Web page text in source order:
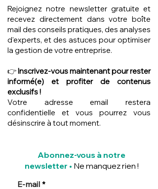
Rejoignez notre newsletter gratuite et
recevez directement dans votre boîte
mail des conseils pratiques, des analyses
d'experts, et des astuces pour optimiser
la gestion de votre entreprise.
👉Inscrivez-vous maintenant pour rester
informé(e) et profiter de contenus
exclusifs !
Votre adresse email restera
confidentielle et vous pourrez vous
désinscrire à tout moment.
Abonnez-vous à notre
newsletter • Ne manquez rien !
E-mail